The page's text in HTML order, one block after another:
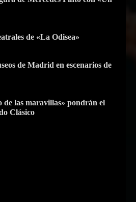
de «La Odisea»
de Madrid en escenarios de
de las maravillas» pondrán el
Clásico